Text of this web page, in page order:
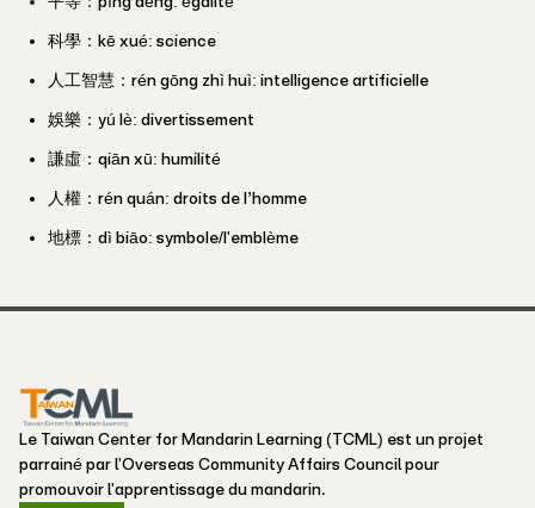
科學：kē xué: science
人工智慧：rén gōng zhì huì: intelligence artificielle
娛樂：yú lè: divertissement
謙虛：qiān xū: humilité
人權：rén quán: droits de l’homme
地標：dì biāo: symbole/l'emblème
Le Taiwan Center for Mandarin Learning (TCML) est un projet
parrainé par l'Overseas Community Affairs Council pour
promouvoir l'apprentissage du mandarin.